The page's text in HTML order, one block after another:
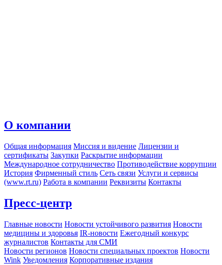
О компании
Общая информация Миссия и видение Лицензии и
сертификаты Закупки Раскрытие информации
Международное сотрудничество Противодействие коррупции
История Фирменный стиль Сеть связи Услуги и сервисы
(www.rt.ru) Работа в компании Реквизиты Контакты
Пресс-центр
Главные новости Новости устойчивого развития Новости
медицины и здоровья IR-новости Ежегодный конкурс
журналистов Контакты для СМИ
Новости регионов Новости специальных проектов Новости
Wink Уведомления Корпоративные издания